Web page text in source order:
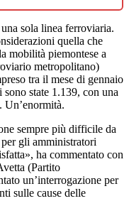
sola linea ferroviaria.
quella che
mobilità piemontese a
metropolitano)
tra il mese di gennaio
state 1.139, con una
Un’enormità.
sempre più difficile da
gli amministratori
ha commentato con
(Partito
un’interrogazione per
sulle cause delle